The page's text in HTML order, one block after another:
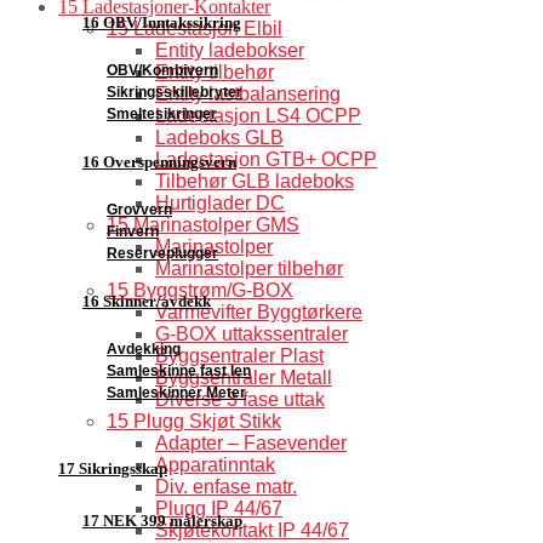
16 OBV/Inntakssikring
OBV/Kombivern
Sikringsskillebryter
Smeltesikringer
16 Overspenningsvern
Grovvern
Finvern
Reserveplugger
16 Skinner/avdekk
Avdekking
Samleskinne fast len
Samleskinner Meter
17 Sikringsskap
17 NEK 399 målerskap
15 Ladestasjoner-Kontakter
15 Ladestasjon Elbil
Entity ladebokser
Entity tilbehør
Entity lastbalansering
Ladestasjon LS4 OCPP
Ladeboks GLB
Ladestasjon GTB+ OCPP
Tilbehør GLB ladeboks
Hurtiglader DC
15 Marinastolper GMS
Marinastolper
Marinastolper tilbehør
15 Byggstrøm/G-BOX
Varmevifter Byggtørkere
G-BOX uttakssentraler
Byggsentraler Plast
Byggsentraler Metall
Diverse 3 fase uttak
15 Plugg Skjøt Stikk
Adapter – Fasevender
Apparatinntak
Div. enfase matr.
Plugg IP 44/67
Skjøtekontakt IP 44/67